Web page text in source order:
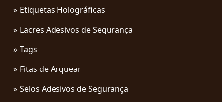
Etiquetas Holográficas
Lacres Adesivos de Segurança
Tags
Fitas de Arquear
Selos Adesivos de Segurança